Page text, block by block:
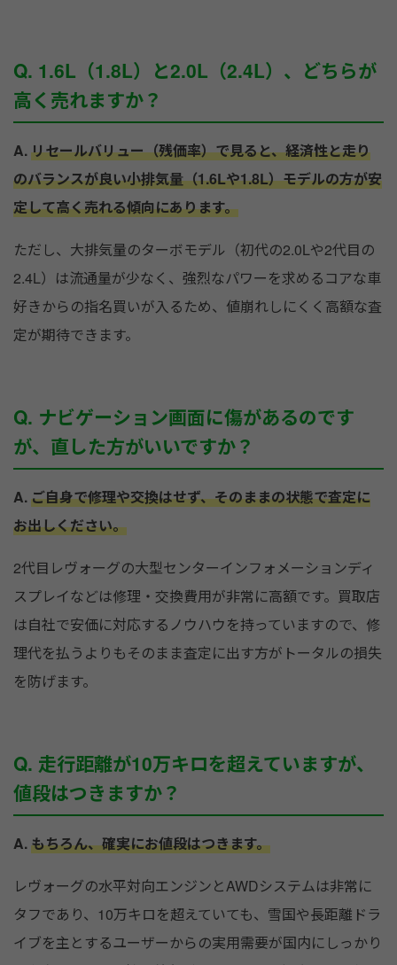
Q. 1.6L（1.8L）と2.0L（2.4L）、どちらが
高く売れますか？
A.リセールバリュー（残価率）で見ると、経済性と走り
のバランスが良い小排気量（1.6Lや1.8L）モデルの方が安
定して高く売れる傾向にあります。
ただし、大排気量のターボモデル（初代の2.0Lや2代目の
2.4L）は流通量が少なく、強烈なパワーを求めるコアな車
好きからの指名買いが入るため、値崩れしにくく高額な査
定が期待できます。
Q. ナビゲーション画面に傷があるのです
が、直した方がいいですか？
A.ご自身で修理や交換はせず、そのままの状態で査定に
お出しください。
2代目レヴォーグの大型センターインフォメーションディ
スプレイなどは修理・交換費用が非常に高額です。買取店
は自社で安価に対応するノウハウを持っていますので、修
理代を払うよりもそのまま査定に出す方がトータルの損失
を防げます。
Q. 走行距離が10万キロを超えていますが、
値段はつきますか？
A.もちろん、確実にお値段はつきます。
レヴォーグの水平対向エンジンとAWDシステムは非常に
タフであり、10万キロを超えていても、雪国や長距離ドラ
イブを主とするユーザーからの実用需要が国内にしっかり